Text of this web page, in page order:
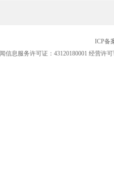
ICP备
信息服务许可证：43120180001 经营许可